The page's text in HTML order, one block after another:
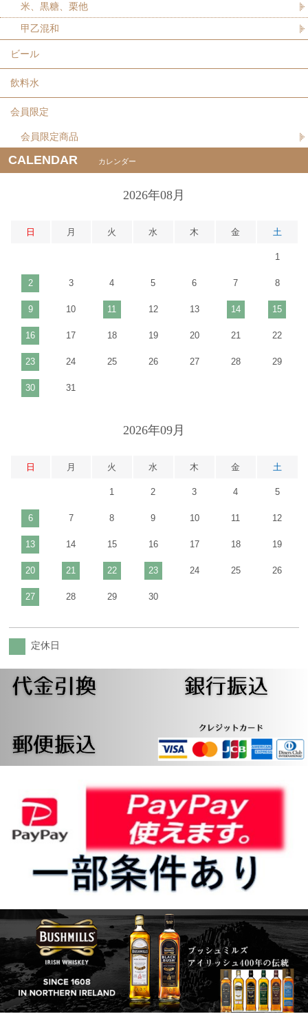
米、黒糖、栗他
甲乙混和
ビール
飲料水
会員限定
会員限定商品
CALENDAR カレンダー
2026年08月
日 月 火 水 木 金 土
1
2 3 4 5 6 7 8
9 10 11 12 13 14 15
16 17 18 19 20 21 22
23 24 25 26 27 28 29
30 31
2026年09月
日 月 火 水 木 金 土
1 2 3 4 5
6 7 8 9 10 11 12
13 14 15 16 17 18 19
20 21 22 23 24 25 26
27 28 29 30
定休日